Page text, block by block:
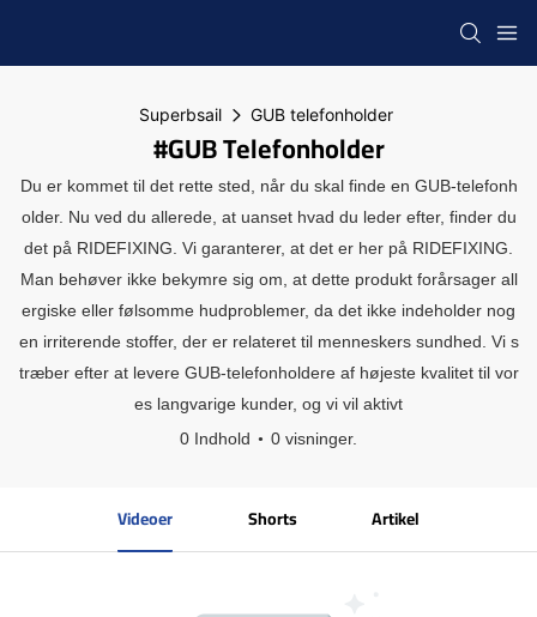
Superbsail GUB telefonholder
#GUB Telefonholder
Du er kommet til det rette sted, når du skal finde en GUB-telefonh
older. Nu ved du allerede, at uanset hvad du leder efter, finder du
det på RIDEFIXING. Vi garanterer, at det er her på RIDEFIXING.
Man behøver ikke bekymre sig om, at dette produkt forårsager all
ergiske eller følsomme hudproblemer, da det ikke indeholder nog
en irriterende stoffer, der er relateret til menneskers sundhed. Vi s
træber efter at levere GUB-telefonholdere af højeste kvalitet til vor
es langvarige kunder, og vi vil aktivt
0 Indhold
0 visninger.
Videoer Shorts Artikel